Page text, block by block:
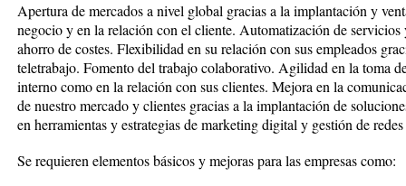
Apertura de mercados a nivel global gracias a la implantación y
negocio y en la relación con el cliente. Automatización de
ahorro de costes. Flexibilidad en su relación con sus empleados
teletrabajo. Fomento del trabajo colaborativo. Agilidad en la toma
interno como en la relación con sus clientes. Mejora en la
de nuestro mercado y clientes gracias a la implantación de
en herramientas y estrategias de marketing digital y gestión de
Se requieren elementos básicos y mejoras para las empresas como: